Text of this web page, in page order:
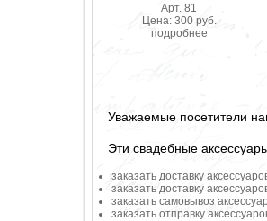
Арт. 81
Цена: 300 руб.
подробнее
Уважаемые посетители
Эти свадебные
заказать доставку
заказать доставку
заказать самовывоз
заказать отправку